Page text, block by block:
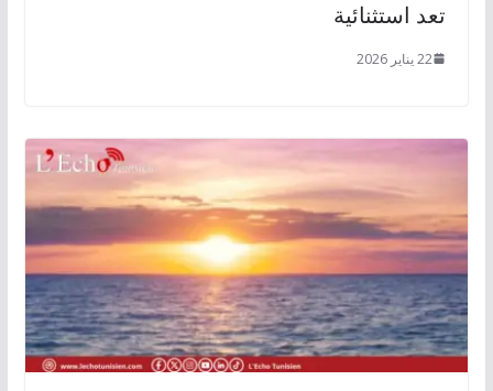
تعد استثنائية
22 يناير 2026